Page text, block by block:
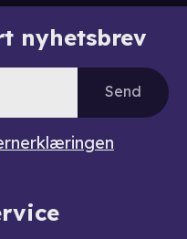
nyhetsbrev
Send